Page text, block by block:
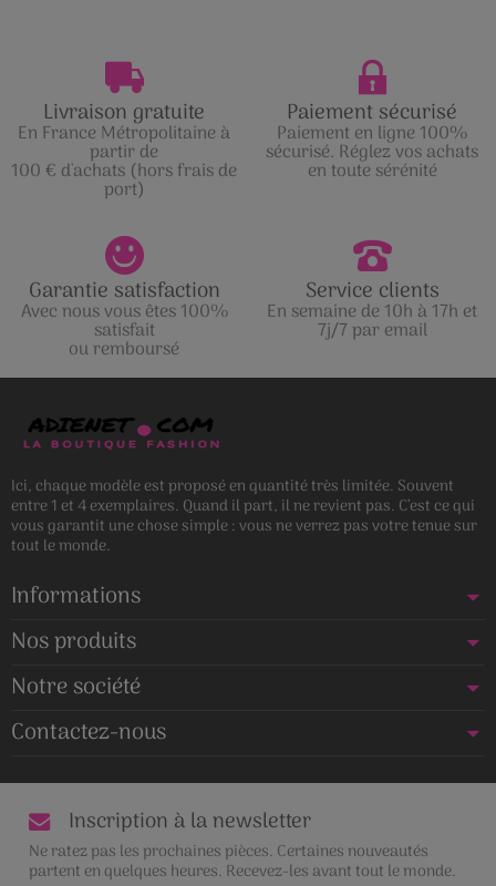
Livraison gratuite
En France Métropolitaine à
partir de
100 € d'achats (hors frais de
port)
Paiement sécurisé
Paiement en ligne 100%
sécurisé. Réglez vos achats
en toute sérénité
Garantie satisfaction
Avec nous vous êtes 100%
satisfait
ou remboursé
Service clients
En semaine de 10h à 17h et
7j/7 par email
Ici, chaque modèle est proposé en quantité très limitée. Souvent
entre 1 et 4 exemplaires. Quand il part, il ne revient pas. C’est ce qui
vous garantit une chose simple : vous ne verrez pas votre tenue sur
tout le monde.
Informations
Nos produits
Notre société
Contactez-nous
Inscription à la newsletter
Ne ratez pas les prochaines pièces. Certaines nouveautés
partent en quelques heures. Recevez-les avant tout le monde.